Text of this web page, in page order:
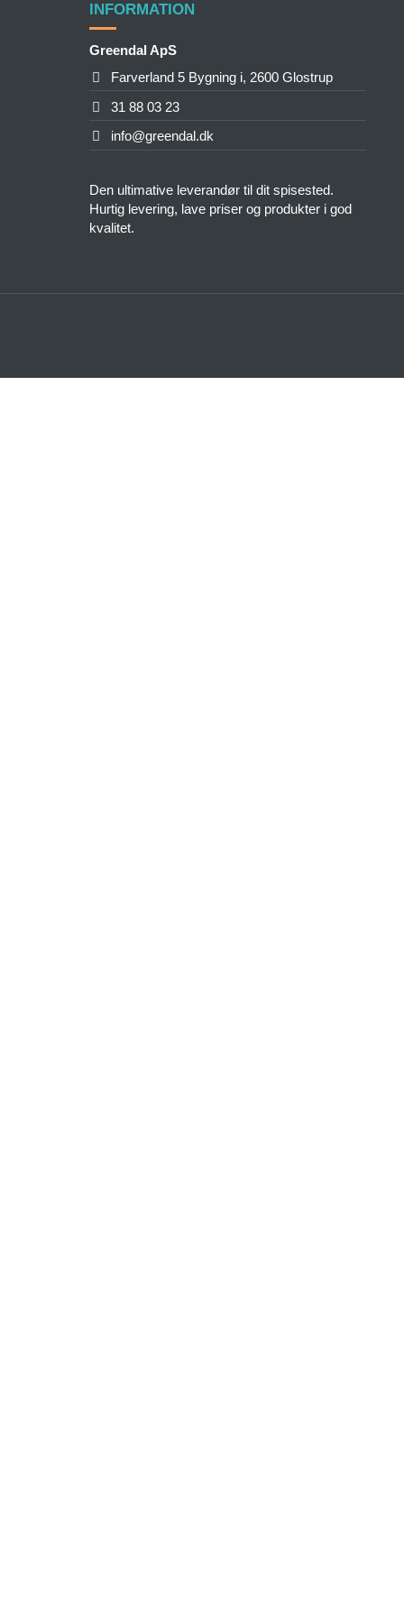
INFORMATION
Greendal ApS
Farverland 5 Bygning i, 2600 Glostrup
31 88 03 23
info@greendal.dk
Den ultimative leverandør til dit spisested.
Hurtig levering, lave priser og produkter i god
kvalitet.